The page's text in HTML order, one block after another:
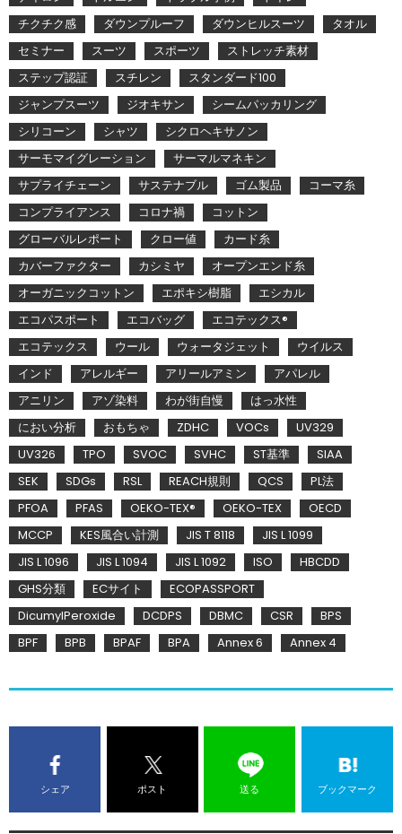
チクチク感
ダウンプルーフ ダウンヒルスーツ
タオル
セミナー
スーツ スポーツ
ストレッチ素材
ステップ認証
スチレン
スタンダード100
ジャンプスーツ
ジオキサン
シームパッカリング
シリコーン
シャツ
シクロヘキサノン
サーモマイグレーション
サーマルマネキン
サプライチェーン
サステナブル ゴム製品
コーマ糸
コンプライアンス
コロナ禍
コットン
グローバルレポート
クロー値
カード糸
カバーファクター
カシミヤ
オープンエンド糸
オーガニックコットン
エポキシ樹脂
エシカル
エコパスポート
エコバッグ
エコテックス®
エコテックス
ウール ウォータジェット
ウイルス
インド
アレルギー アリールアミン
アパレル
アニリン
アゾ染料 わが街自慢
はっ水性
におい分析
おもちゃ ZDHC VOCs
UV329
UV326
TPO SVOC SVHC ST基準
SIAA
SEK
SDGs RSL REACH規則 QCS
PL法
PFOA
PFAS OEKO-TEX® OEKO-TEX
OECD
MCCP
KES風合い計測 JIS T 8118
JIS L 1099
JIS L 1096
JIS L 1094 JIS L 1092 ISO
HBCDD
GHS分類
ECサイト
ECOPASSPORT
DicumylPeroxide
DCDPS DBMC CSR
BPS
BPF
BPB BPAF BPA Annex 6 Annex 4
シェア ポスト 送る ブックマーク